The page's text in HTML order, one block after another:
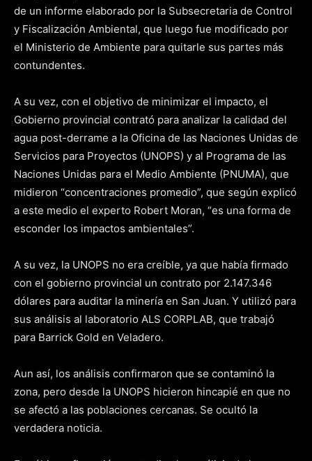
de un informe elaborado por la Subsecretaria de Control
y Fiscalización Ambiental, que luego fue modificado por
el Ministerio de Ambiente para quitarle sus partes más
contundentes.
A su vez, con el objetivo de minimizar el impacto, el
Gobierno provincial contrató para analizar la calidad del
agua post-derrame a la Oficina de las Naciones Unidas de
Servicios para Proyectos (UNOPS) y al Programa de las
Naciones Unidas para el Medio Ambiente (PNUMA), que
midieron “concentraciones promedio”, que según explicó
a este medio el experto Robert Moran, “es una forma de
esconder los impactos ambientales”.
A su vez, la UNOPS no era creíble, ya que había firmado
con el gobierno provincial un contrato por 2.147.346
dólares para auditar la minería en San Juan. Y utilizó para
sus análisis al laboratorio ALS CORPLAB, que trabajó
para Barrick Gold en Veladero.
Aun así, los análisis confirmaron que se contaminó la
zona, pero desde la UNOPS hicieron hincapié en que no
se afectó a las poblaciones cercanas. Se ocultó la
verdadera noticia.